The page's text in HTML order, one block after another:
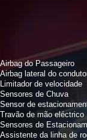
Airbag do Passageiro
Airbag lateral do
Limitador de velocidade
Sensores de Chuva
Sensor de
Travão de mão eléctrico
Sensores de
Assistente da linha de